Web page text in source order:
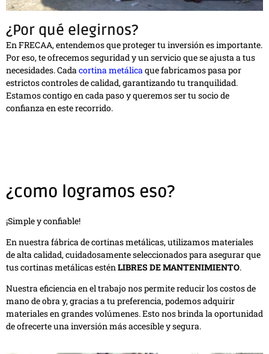
¿Por qué elegirnos?
En FRECAA, entendemos que proteger tu inversión es importante.
Por eso, te ofrecemos seguridad y un servicio que se ajusta a tus
necesidades. Cada cortina metálica que fabricamos pasa por
estrictos controles de calidad, garantizando tu tranquilidad.
Estamos contigo en cada paso y queremos ser tu socio de
confianza en este recorrido.
¿como logramos eso?
¡Simple y confiable!
En nuestra fábrica de cortinas metálicas, utilizamos materiales
de alta calidad, cuidadosamente seleccionados para asegurar que
tus cortinas metálicas estén LIBRES DE MANTENIMIENTO.
Nuestra eficiencia en el trabajo nos permite reducir los costos de
mano de obra y, gracias a tu preferencia, podemos adquirir
materiales en grandes volúmenes. Esto nos brinda la oportunidad
de ofrecerte una inversión más accesible y segura.